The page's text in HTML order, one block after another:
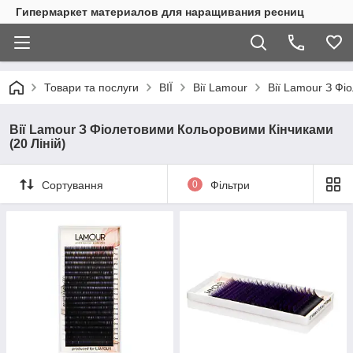
Гипермаркет материалов для наращивания ресниц
Товари та послуги ВІЇ Вії Lamour Вії Lamour З
Вії Lamour З Фіолетовими Кольоровими Кінчиками
(20 Ліній)
Сортування 0 Фільтри